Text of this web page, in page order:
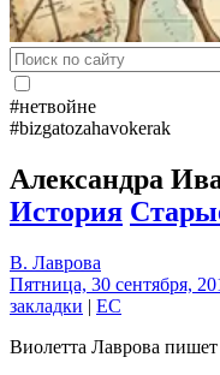
#нетвойне
#bizgatozahavokerak
Александра
История
В. Лаврова
Пятница, 30 сентября,
закладки | EC
Виолетта Лаврова